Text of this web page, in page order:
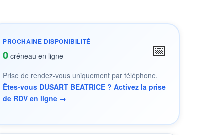
PROCHAINE DISPONIBILITÉ
0 créneau en ligne 📅
Prise de rendez-vous uniquement par téléphone.
Êtes-vous DUSART BEATRICE ? Activez la prise
de RDV en ligne →